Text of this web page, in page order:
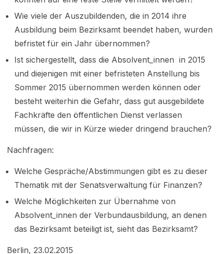
Wie viele der Auszubildenden, die in 2014 ihre
Ausbildung beim Bezirksamt beendet haben, wurden
befristet für ein Jahr übernommen?
Ist sichergestellt, dass die Absolvent_innen in 2015
und diejenigen mit einer befristeten Anstellung bis
Sommer 2015 übernommen werden können oder
besteht weiterhin die Gefahr, dass gut ausgebildete
Fachkräfte den öffentlichen Dienst verlassen
müssen, die wir in Kürze wieder dringend brauchen?
Nachfragen:
Welche Gespräche/Abstimmungen gibt es zu dieser
Thematik mit der Senatsverwaltung für Finanzen?
Welche Möglichkeiten zur Übernahme von
Absolvent_innen der Verbundausbildung, an denen
das Bezirksamt beteiligt ist, sieht das Bezirksamt?
Berlin, 23.02.2015